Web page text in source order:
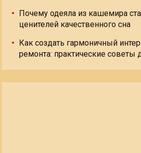
Почему одеяла из кашемира
ценителей качественного сна
Как создать гармоничный
ремонта: практические советы